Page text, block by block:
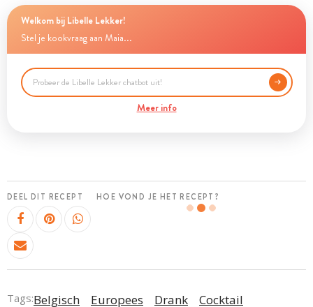
Welkom bij Libelle Lekker!
Stel je kookvraag aan Maia...
Meer info
DEEL DIT RECEPT HOE VOND JE HET RECEPT?
Tags:Belgisch Europees Drank Cocktail